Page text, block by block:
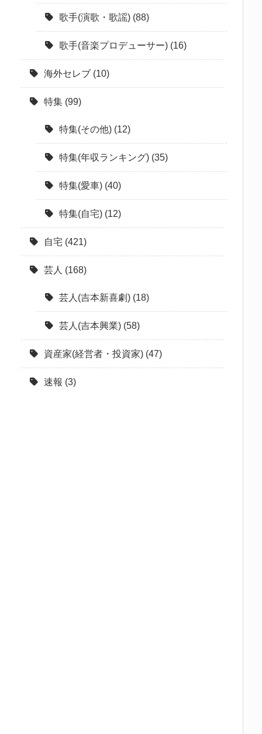
歌手(演歌・歌謡) (88)
歌手(音楽プロデューサー) (16)
海外セレブ (10)
特集 (99)
特集(その他) (12)
特集(年収ランキング) (35)
特集(愛車) (40)
特集(自宅) (12)
自宅 (421)
芸人 (168)
芸人(吉本新喜劇) (18)
芸人(吉本興業) (58)
資産家(経営者・投資家) (47)
速報 (3)